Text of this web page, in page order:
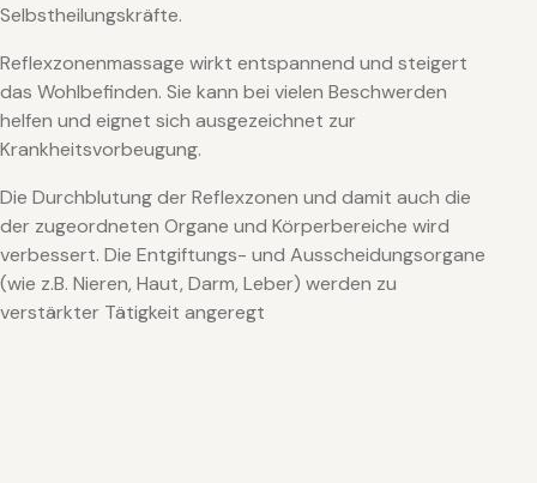
Selbstheilungskräfte.
Reflexzonenmassage wirkt entspannend und steigert
das Wohlbefinden. Sie kann bei vielen Beschwerden
helfen und eignet sich ausgezeichnet zur
Krankheitsvorbeugung.
Die Durchblutung der Reflexzonen und damit auch die
der zugeordneten Organe und Körperbereiche wird
verbessert. Die Entgiftungs- und Ausscheidungsorgane
(wie z.B. Nieren, Haut, Darm, Leber) werden zu
verstärkter Tätigkeit angeregt